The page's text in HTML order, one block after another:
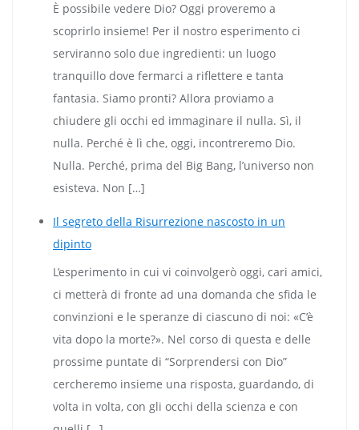
È possibile vedere Dio? Oggi proveremo a
scoprirlo insieme! Per il nostro esperimento ci
serviranno solo due ingredienti: un luogo
tranquillo dove fermarci a riflettere e tanta
fantasia. Siamo pronti? Allora proviamo a
chiudere gli occhi ed immaginare il nulla. Sì, il
nulla. Perché è lì che, oggi, incontreremo Dio.
Nulla. Perché, prima del Big Bang, l’universo non
esisteva. Non […]
Il segreto della Risurrezione nascosto in un
dipinto
L’esperimento in cui vi coinvolgerò oggi, cari amici,
ci metterà di fronte ad una domanda che sfida le
convinzioni e le speranze di ciascuno di noi: «C’è
vita dopo la morte?». Nel corso di questa e delle
prossime puntate di “Sorprendersi con Dio”
cercheremo insieme una risposta, guardando, di
volta in volta, con gli occhi della scienza e con